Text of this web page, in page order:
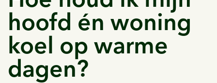
hoofd én woning
koel op warme
dagen?